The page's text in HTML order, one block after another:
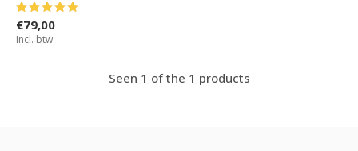
€79,00
Incl. btw
Seen 1 of the 1 products